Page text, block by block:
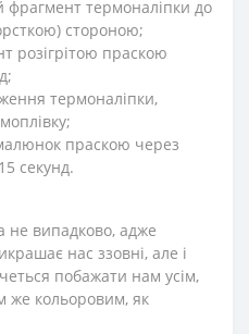
фрагмент термоналіпки до
стороною;
розігрітою праскою
термоналіпки,
праскою через
секунд.
не випадково, адже
нас ззовні, але і
побажати нам усім,
же кольоровим, як